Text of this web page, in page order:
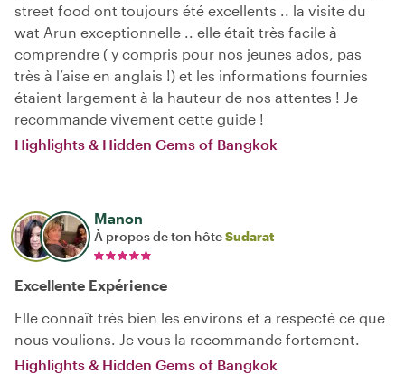
street food ont toujours été excellents .. la visite du
wat Arun exceptionnelle .. elle était très facile à
comprendre ( y compris pour nos jeunes ados, pas
très à l’aise en anglais !) et les informations fournies
étaient largement à la hauteur de nos attentes ! Je
recommande vivement cette guide !
Highlights & Hidden Gems of Bangkok
Manon
À propos de ton hôteSudarat
Excellente Expérience
Elle connaît très bien les environs et a respecté ce que
nous voulions. Je vous la recommande fortement.
Highlights & Hidden Gems of Bangkok